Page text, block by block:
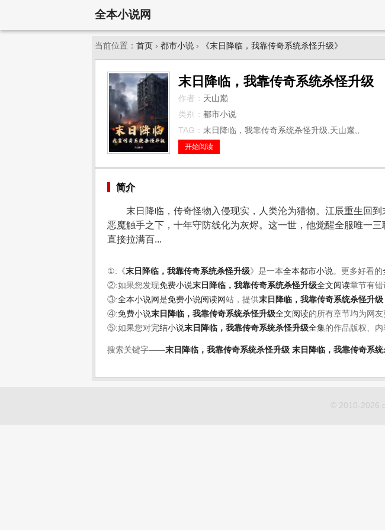
全本小说网
当前位置： 首页 › 都市小说 › 《末日降临，我靠传奇系统杀怪升级》
末日降临，我靠传奇系统杀怪升级
作者： 天山巅
类别： 都市小说
TAG： 末日降临，我靠传奇系统杀怪升级,天山巅,,
开始阅读
简介
末日降临，传奇怪物入侵现实，人类沦为猎物。江辰重生回
恶魔触手之下，十年守防线化为灰烬。这一世，他觉醒全服唯一
直接拉满百...
①:《末日降临，我靠传奇系统杀怪升级》是一本全本都市小说。更多好看的
②:如果您发现免费小说末日降临，我靠传奇系统杀怪升级全文阅读章节有
③:全本小说网是免费小说阅读网站，提供末日降临，我靠传奇系统杀怪升级
④:免费小说末日降临，我靠传奇系统杀怪升级全文阅读的所有章节均为网
⑤:如果您对完结小说末日降临，我靠传奇系统杀怪升级全集的作品版权、
搜索关键字——末日降临，我靠传奇系统杀怪升级 末日降临，我靠传奇系
© 2010-2026